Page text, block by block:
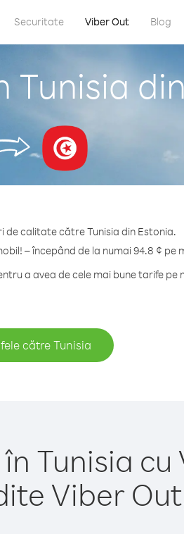
Securitate Viber Out Blog
de calitate către Tunisia din Estonia.
– începând de la numai 94.8 ¢ pe
a avea de cele mai bune tarife pe
către Tunisia
Tunisia cu
Viber